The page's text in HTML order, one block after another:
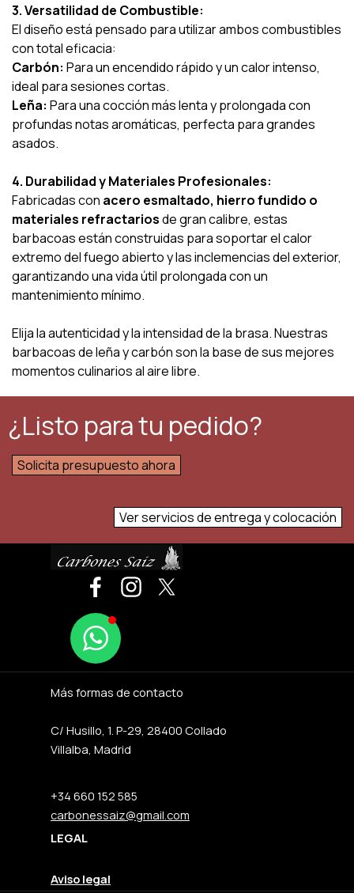
3. Versatilidad de Combustible:
El diseño está pensado para utilizar ambos combustibles
con total eficacia:
Carbón: Para un encendido rápido y un calor intenso,
ideal para sesiones cortas.
Leña: Para una cocción más lenta y prolongada con
profundas notas aromáticas, perfecta para grandes
asados.
4. Durabilidad y Materiales Profesionales:
Fabricadas con acero esmaltado, hierro fundido o
materiales refractariosde gran calibre, estas
barbacoas están construidas para soportar el calor
extremo del fuego abierto y las inclemencias del exterior,
garantizando una vida útil prolongada con un
mantenimiento mínimo.
Elija la autenticidad y la intensidad de la brasa. Nuestras
barbacoas de leña y carbón son la base de sus mejores
momentos culinarios al aire libre.
¿Listo para tu pedido?
Solicita presupuesto ahora
Ver servicios de entrega y colocación
Más formas de contacto
C/ Husillo, 1. P-29, 28400 Collado
Villalba, Madrid
+34 660 152 585
carbonessaiz@gmail.com
LEGAL
Aviso legal